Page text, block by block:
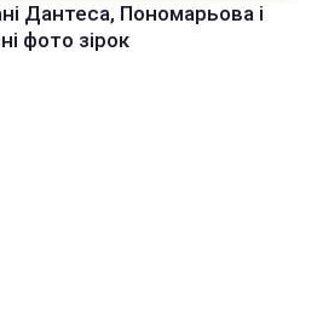
Дантеса, Пономарьова і
фото зірок